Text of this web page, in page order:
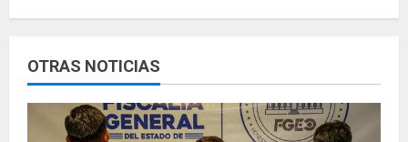
e
n
OTRAS NOTICIAS